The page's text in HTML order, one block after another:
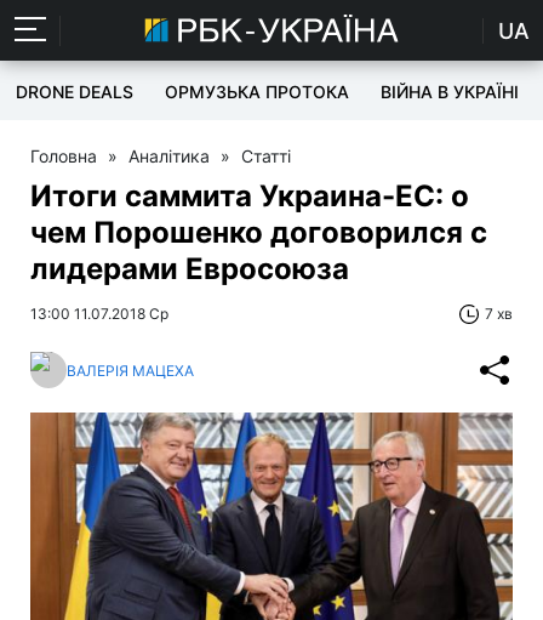
UA
DRONE DEALS ОРМУЗЬКА ПРОТОКА ВІЙНА В УКРАЇНІ
Головна » Аналітика » Статті
Итоги саммита Украина-ЕС: о
чем Порошенко договорился с
лидерами Евросоюза
13:00 11.07.2018 Ср 7 хв
ВАЛЕРІЯ МАЦЕХА